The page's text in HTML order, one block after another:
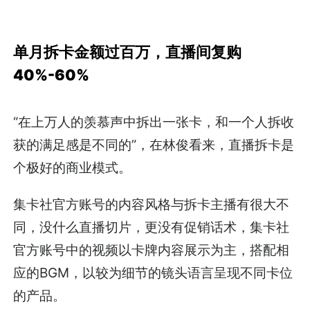
单月拆卡金额过百万，直播间复购
40%-60%
“在上万人的羡慕声中拆出一张卡，和一个人拆收
获的满足感是不同的”，在林俊看来，直播拆卡是
个极好的商业模式。
集卡社官方账号的内容风格与拆卡主播有很大不
同，没什么直播切片，更没有促销话术，集卡社
官方账号中的视频以卡牌内容展示为主，搭配相
应的BGM，以较为细节的镜头语言呈现不同卡位
的产品。